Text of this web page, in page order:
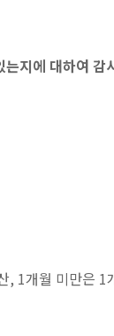
지에 대하여
, 1개월 미만은 1